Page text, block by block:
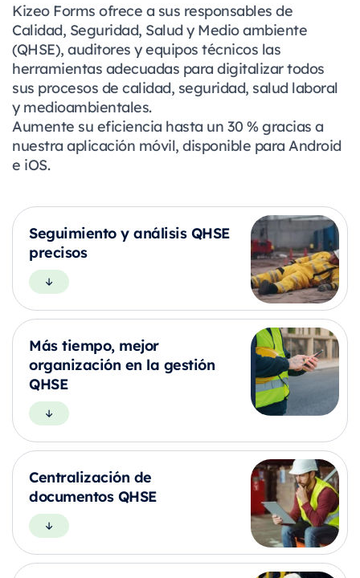
Kizeo Forms ofrece a sus responsables de
Calidad, Seguridad, Salud y Medio ambiente
(QHSE), auditores y equipos técnicos las
herramientas adecuadas para digitalizar todos
sus procesos de calidad, seguridad, salud laboral
y medioambientales.
Aumente su eficiencia hasta un 30 % gracias a
nuestra aplicación móvil, disponible para Android
e iOS.
Seguimiento y análisis QHSE
precisos
Más tiempo, mejor
organización en la gestión
QHSE
Centralización de
documentos QHSE